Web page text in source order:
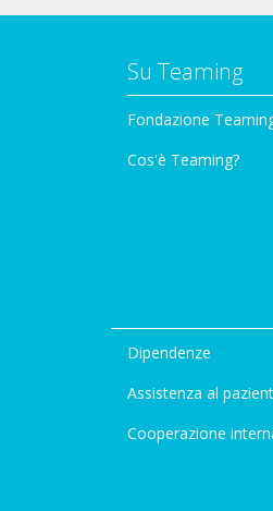
Su Teaming
Fondazione
Cos'è Teaming?
Dipendenze
Assistenza al
Cooperazione